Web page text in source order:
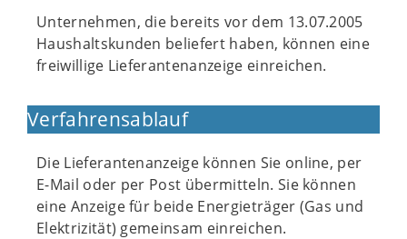
Unternehmen, die bereits vor dem 13.07.2005
Haushaltskunden beliefert haben, können eine
freiwillige Lieferantenanzeige einreichen.
Verfahrensablauf
Die Lieferantenanzeige können Sie online, per
E-Mail oder per Post übermitteln. Sie können
eine Anzeige für beide Energieträger (Gas und
Elektrizität) gemeinsam einreichen.